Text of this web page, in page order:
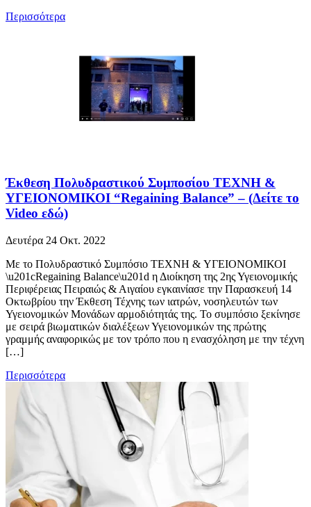
Περισσότερα
Έκθεση Πολυδραστικού Συμποσίου TEXNH &
ΥΓΕΙΟΝΟΜΙΚΟΙ “Regaining Balance” – (Δείτε το
Video εδώ)
Δευτέρα 24 Οκτ. 2022
Με το Πολυδραστικό Συμπόσιο TEXNH & ΥΓΕΙΟΝΟΜΙΚΟΙ
\u201cRegaining Balance\u201d η Διοίκηση της 2ης Υγειονομικής
Περιφέρειας Πειραιώς & Αιγαίου εγκαινίασε την Παρασκευή 14
Οκτωβρίου την Έκθεση Τέχνης των ιατρών, νοσηλευτών των
Υγειονομικών Μονάδων αρμοδιότητάς της. Το συμπόσιο ξεκίνησε
με σειρά βιωματικών διαλέξεων Υγειονομικών της πρώτης
γραμμής αναφορικώς με τον τρόπο που η ενασχόληση με την τέχνη
[…]
Περισσότερα